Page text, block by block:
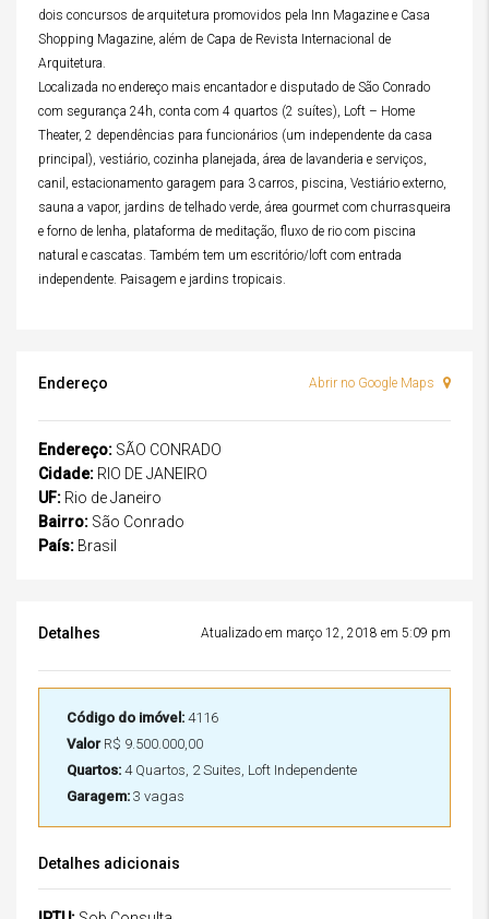
dois concursos de arquitetura promovidos pela Inn Magazine e Casa
Shopping Magazine, além de Capa de Revista Internacional de
Arquitetura.
Localizada no endereço mais encantador e disputado de São Conrado
com segurança 24h, conta com 4 quartos (2 suítes), Loft – Home
Theater, 2 dependências para funcionários (um independente da casa
principal), vestiário, cozinha planejada, área de lavanderia e serviços,
canil, estacionamento garagem para 3 carros, piscina, Vestiário externo,
sauna a vapor, jardins de telhado verde, área gourmet com churrasqueira
e forno de lenha, plataforma de meditação, fluxo de rio com piscina
natural e cascatas. Também tem um escritório/loft com entrada
independente. Paisagem e jardins tropicais.
Endereço Abrir no Google Maps
Endereço: SÃO CONRADO
Cidade: RIO DE JANEIRO
UF: Rio de Janeiro
Bairro: São Conrado
País: Brasil
Detalhes Atualizado em março 12, 2018 em 5:09 pm
Código do imóvel: 4116
Valor R$ 9.500.000,00
Quartos: 4 Quartos, 2 Suites, Loft Independente
Garagem: 3 vagas
Detalhes adicionais